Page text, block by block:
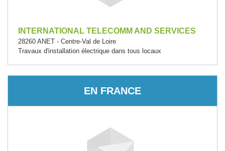
INTERNATIONAL TELECOMM AND SERVICES
28260 ANET - Centre-Val de Loire
Travaux d'installation électrique dans tous locaux
EN FRANCE